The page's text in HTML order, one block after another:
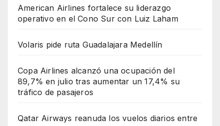
American Airlines fortalece su liderazgo
operativo en el Cono Sur con Luiz Laham
Volaris pide ruta Guadalajara Medellín
Copa Airlines alcanzó una ocupación del
89,7% en julio tras aumentar un 17,4% su
tráfico de pasajeros
Qatar Airways reanuda los vuelos diarios entre